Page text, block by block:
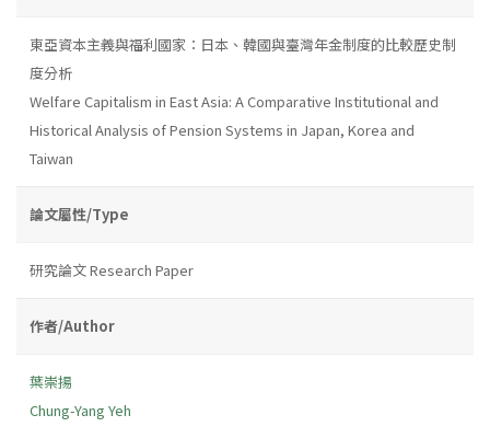
東亞資本主義與福利國家：日本、韓國與臺灣年金制度的比較歷史制
度分析
Welfare Capitalism in East Asia: A Comparative Institutional and
Historical Analysis of Pension Systems in Japan, Korea and
Taiwan
論文屬性/Type
研究論文 Research Paper
作者/Author
葉崇揚
Chung-Yang Yeh